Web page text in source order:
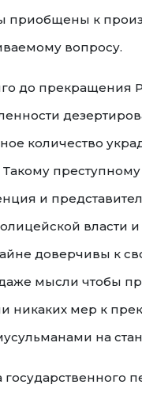
приобщены к
вопросу.
до прекращения
количество
и
власти
доверчивы к
мысли чтобы
никаких мер к
на